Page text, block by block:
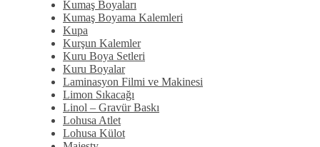
Kumaş Boyaları
Kumaş Boyama Kalemleri
Kupa
Kurşun Kalemler
Kuru Boya Setleri
Kuru Boyalar
Laminasyon Filmi ve Makinesi
Limon Sıkacağı
Linol – Gravür Baskı
Lohusa Atlet
Lohusa Külot